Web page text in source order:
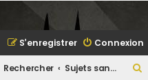
Connexion
S’enregistrer
Rechercher Sujets sans réponse